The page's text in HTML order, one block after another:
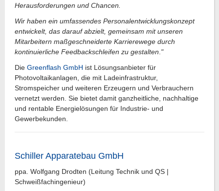
Herausforderungen und Chancen.
Wir haben ein umfassendes Personalentwicklungskonzept
entwickelt, das darauf abzielt, gemeinsam mit unseren
Mitarbeitern maßgeschneiderte Karrierewege durch
kontinuierliche Feedbackschleifen zu gestalten "
Die Greenflash GmbH ist Lösungsanbieter für
Photovoltaikanlagen, die mit Ladeinfrastruktur,
Stromspeicher und weiteren Erzeugern und Verbrauchern
vernetzt werden. Sie bietet damit ganzheitliche, nachhaltige
und rentable Energielösungen für Industrie- und
Gewerbekunden.
Schiller Apparatebau GmbH
ppa. Wolfgang Drodten (Leitung Technik und QS |
Schweißfachingenieur)